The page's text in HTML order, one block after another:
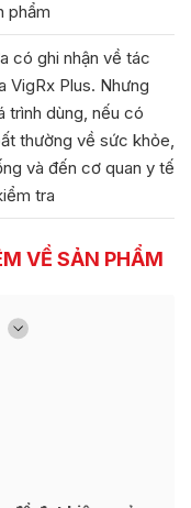
phẩm
có ghi nhận về tác
VigRx Plus. Nhưng
trình dùng, nếu có
thường về sức khỏe,
và đến cơ quan y tế
tra
VỀ SẢN PHẨM
[
Ẩn